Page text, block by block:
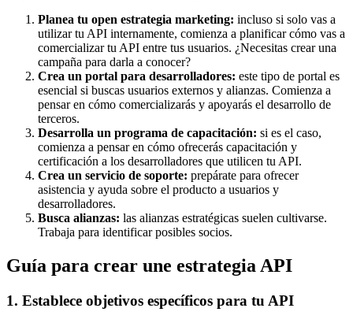
Planea tu open estrategia marketing: incluso si solo vas a
utilizar tu API internamente, comienza a planificar cómo vas a
comercializar tu API entre tus usuarios. ¿Necesitas crear una
campaña para darla a conocer?
Crea un portal para desarrolladores: este tipo de portal es
esencial si buscas usuarios externos y alianzas. Comienza a
pensar en cómo comercializarás y apoyarás el desarrollo de
terceros.
Desarrolla un programa de capacitación: si es el caso,
comienza a pensar en cómo ofrecerás capacitación y
certificación a los desarrolladores que utilicen tu API.
Crea un servicio de soporte: prepárate para ofrecer
asistencia y ayuda sobre el producto a usuarios y
desarrolladores.
Busca alianzas: las alianzas estratégicas suelen cultivarse.
Trabaja para identificar posibles socios.
Guía para crear une estrategia API
1. Establece objetivos específicos para tu API